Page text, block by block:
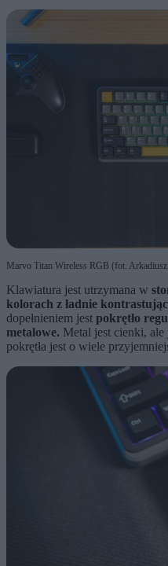
Marvo Titan Wireless RGB (fot.
Klawiatura jest utrzymana w
kolorach z ładnie
dopełnieniem jest pokrętło
metalowe. Metal jest cienki,
pokrętła jest o wiele